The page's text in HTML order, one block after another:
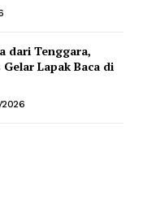
dari Tenggara,
Lapak Baca di